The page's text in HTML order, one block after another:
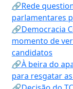
🔗Rede
parlamentares
🔗Democracia
momento de
candidatos
🔗À beira do
para resgatar